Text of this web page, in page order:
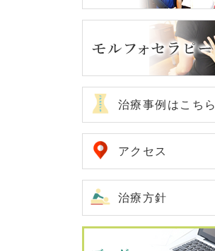
治療事例はこちら
アクセス
治療方針